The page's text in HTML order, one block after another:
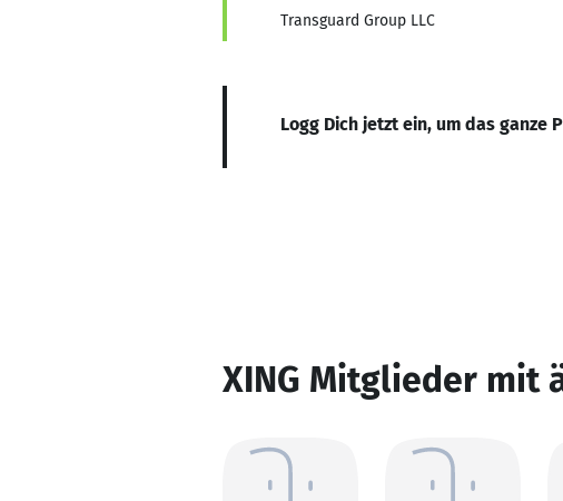
Transguard Group LLC
Logg Dich jetzt ein, um das ganze
XING Mitglieder mit